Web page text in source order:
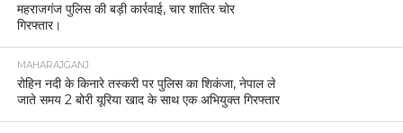
महराजगंज पुलिस की बड़ी कार्रवाई, चार शातिर चोर
गिरफ्तार।
MAHARAJGANJ
रोहिन नदी के किनारे तस्करी पर पुलिस का शिकंजा, नेपाल ले
जाते समय 2 बोरी यूरिया खाद के साथ एक अभियुक्त गिरफ्तार